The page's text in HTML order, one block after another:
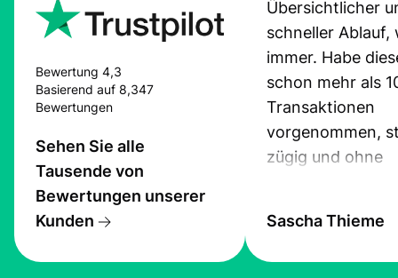
Bewertung 4,3
Basierend auf 8,347
Bewertungen
Sehen Sie alle
Tausende von
Bewertungen unserer
Kunden
Übersichtlicher
schneller Ablauf,
immer. Habe
schon mehr als
Transaktionen
vorgenommen,
zügig und ohne
Sascha Thieme